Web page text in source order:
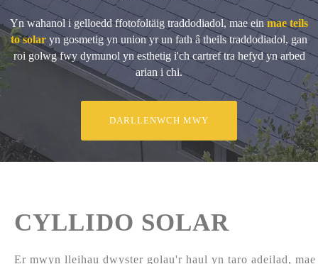
Yn wahanol i gelloedd ffotofoltäig traddodiadol, mae ein mae teils
to solar yn gosmetig yn union yr un fath â theils traddodiadol, gan
roi golwg fwy dymunol yn esthetig i'ch cartref tra hefyd yn arbed
arian i chi.
DARLLENWCH MWY
CYLLIDO SOLAR
Er mwyn lleihau dwyster golau'r haul yn taro adeilad,